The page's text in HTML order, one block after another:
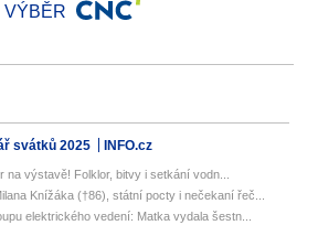
VÝBĚR
svátků 2025 INFO.cz
výstavě! Folklor, bitvy i setkání vodn...
Knížáka (†86), státní pocty i nečekaní řeč...
elektrického vedení: Matka vydala šestn...